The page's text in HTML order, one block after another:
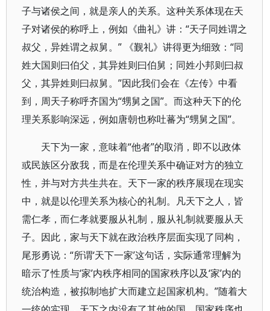
子与诸侯之间，就是亲人的关系。这种关系体现在天
子对诸侯的称呼上，例如《曲礼》讲：“天子同姓谓之
叔父，异姓谓之叔舅。” 《觐礼》讲得更为细致：“同
姓大国则曰伯父，其异姓则曰伯舅；同姓小邦则曰叔
父，其异姓则曰叔舅。”因此我们会在《左传》中看
到，周天子称呼齐国为“甥舅之国”。而这种天下的伦
理关系影响深远，例如唐朝也称吐蕃为“甥舅之国”。
天下为一家，意味着“他者”的取消，即不以政体
或民族区分敌我，而是在伦理关系中确证对方的独立
性，并与对方共生共在。天下一家的秩序展现在现实
中，就是以伦理关系为核心的礼制。凡天下之人，皆
需仁孝，而仁孝就要服从礼制，服从礼制就要服从天
子。因此，家与天下就在政治秩序层面实现了同构，
尾形勇说：“所谓‘天下一家’这句话，实际通常理解为
暗示了性质与‘家’内秩序相同的国家秩序以及‘家’内的
统治构造，被拟制地扩大而建立起国家机构。”随着大